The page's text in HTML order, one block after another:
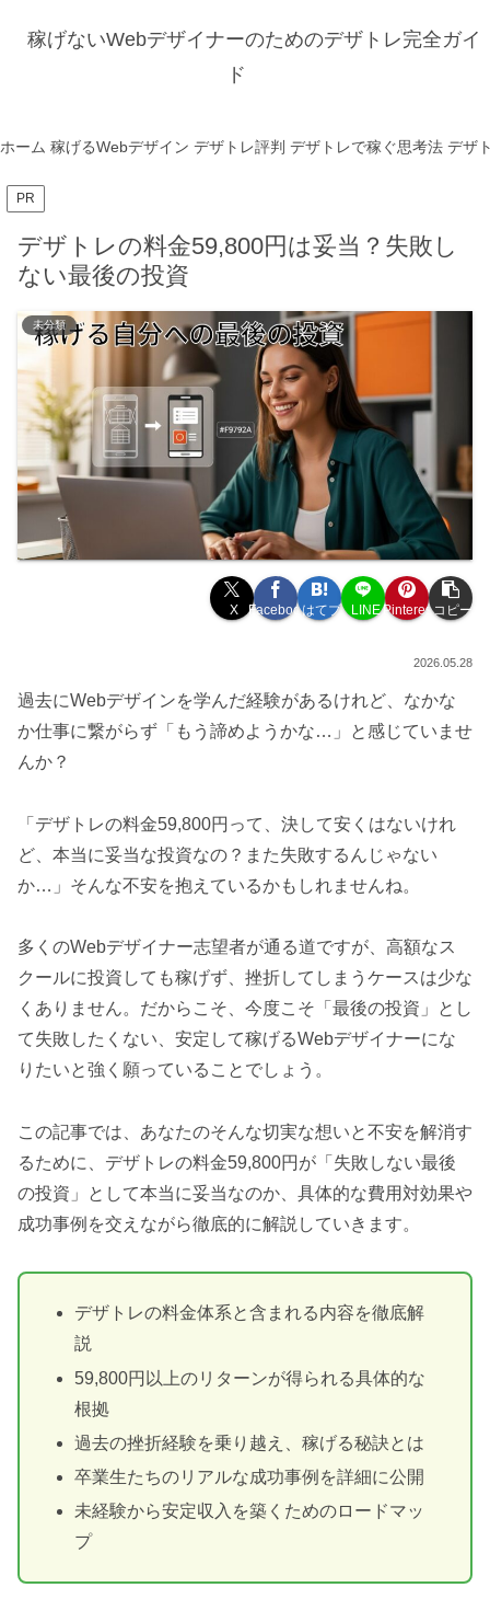
稼げないWebデザイナーのためのデザトレ完全ガイ
ド
ホーム 稼げるWebデザイン デザトレ評判 デザトレで稼ぐ思考法 デザ
PR
デザトレの料金59,800円は妥当？失敗し
ない最後の投資
未分類
X Facebookはてブ LINEPinterestコピー
2026.05.28
過去にWebデザインを学んだ経験があるけれど、なかな
か仕事に繋がらず「もう諦めようかな…」と感じていませ
んか？
「デザトレの料金59,800円って、決して安くはないけれ
ど、本当に妥当な投資なの？また失敗するんじゃない
か…」そんな不安を抱えているかもしれませんね。
多くのWebデザイナー志望者が通る道ですが、高額なス
クールに投資しても稼げず、挫折してしまうケースは少な
くありません。だからこそ、今度こそ「最後の投資」とし
て失敗したくない、安定して稼げるWebデザイナーにな
りたいと強く願っていることでしょう。
この記事では、あなたのそんな切実な想いと不安を解消す
るために、デザトレの料金59,800円が「失敗しない最後
の投資」として本当に妥当なのか、具体的な費用対効果や
成功事例を交えながら徹底的に解説していきます。
デザトレの料金体系と含まれる内容を徹底解
説
59,800円以上のリターンが得られる具体的な
根拠
過去の挫折経験を乗り越え、稼げる秘訣とは
卒業生たちのリアルな成功事例を詳細に公開
未経験から安定収入を築くためのロードマッ
プ